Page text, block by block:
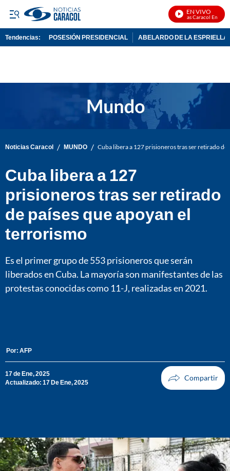
EN VIVO
Noticias Caracol En Vivo
Tendencias: POSESIÓN PRESIDENCIAL ABELARDO DE LA ESPRIELLA
Noticias Caracol / MUNDO / Cuba libera a 127 prisioneros tras ser retirado
Cuba libera a 127
prisioneros tras ser retirado
de países que apoyan el
terrorismo
Es el primer grupo de 553 prisioneros que serán
liberados en Cuba. La mayoría son manifestantes de las
protestas conocidas como 11-J, realizadas en 2021.
Por: AFP
17 de Ene, 2025
Actualizado: 17 De Ene, 2025